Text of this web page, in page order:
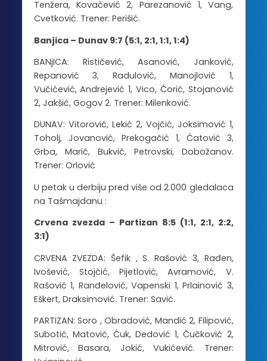
Tenžera, Kovačević 2, Parezanović 1, Vang,
Cvetković. Trener: Perišić.
Banjica – Dunav 9:7 (5:1, 2:1, 1:1, 1:4)
BANjICA: Rističević, Asanović, Janković,
Repanović 3, Radulović, Manojlović 1,
Vučićević, Andrejević 1, Vico, Ćorić, Stojanović
2, Jakšić, Gogov 2. Trener: Milenković.
DUNAV: Vitorović, Lekić 2, Vojčić, Joksimović 1,
Toholj, Jovanović, Prekogačić 1, Ćatović 3,
Grba, Marić, Bukvić, Petrovski, Dobožanov.
Trener: Orlović
U petak u derbiju pred više od 2.000 gledalaca
na Tašmajdanu :
Crvena zvezda – Partizan 8:5 (1:1, 2:1, 2:2,
3:1)
CRVENA ZVEZDA: Šefik , S. Rašović 3, Rađen,
Ivošević, Stojčić, Pijetlović, Avramović, V.
Rašović 1, Ranđelović, Vapenski 1, Prlainović 3,
Eškert, Draksimović. Trener: Savić.
PARTIZAN: Soro , Obradović, Mandić 2, Filipović,
Subotić, Matović, Ćuk, Dedović 1, Čučković 2,
Mitrović, Basara, Jokić, Vukićević. Trener: